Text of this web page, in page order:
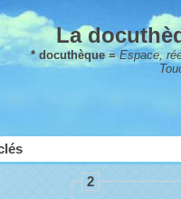
La
* docuthèque =Espace,
2